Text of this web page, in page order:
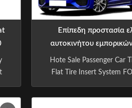
Επίπεδη προστασία
αυτοκινήτου
ΓΙΑ τον ιαγουάρο XJ
255/35ZR20 255/
Hote Sale Passenger Car
Flat Tire Insert System
R20 Conley Safety